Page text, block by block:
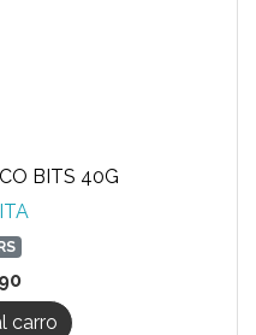
BITS 40G
carro